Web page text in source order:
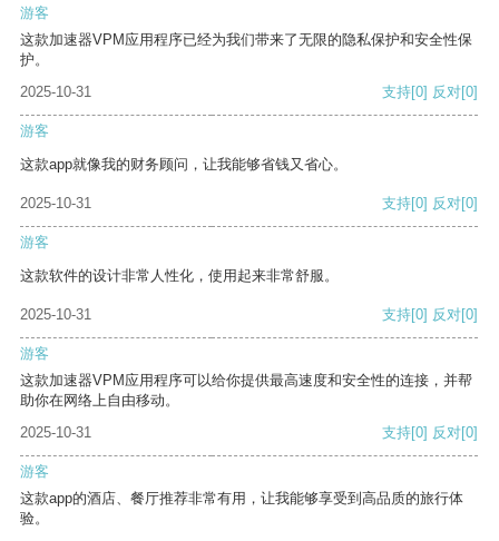
游客
这款加速器VPM应用程序已经为我们带来了无限的隐私保护和安全性保
护。
2025-10-31
支持[0] 反对[0]
游客
这款app就像我的财务顾问，让我能够省钱又省心。
2025-10-31 支持[0] 反对[0]
游客
这款软件的设计非常人性化，使用起来非常舒服。
2025-10-31 支持[0] 反对[0]
游客
这款加速器VPM应用程序可以给你提供最高速度和安全性的连接，并帮
助你在网络上自由移动。
2025-10-31
支持[0] 反对[0]
游客
这款app的酒店、餐厅推荐非常有用，让我能够享受到高品质的旅行体
验。